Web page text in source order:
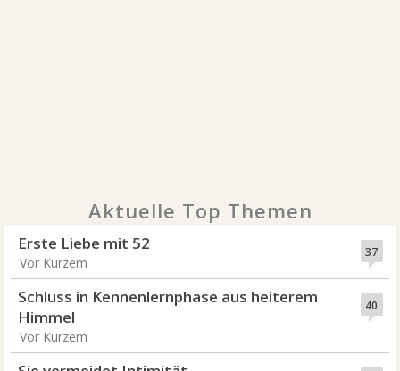
Aktuelle Top Themen
37
Erste Liebe mit 52
Vor Kurzem
40
Schluss in Kennenlernphase aus heiterem
Himmel
Vor Kurzem